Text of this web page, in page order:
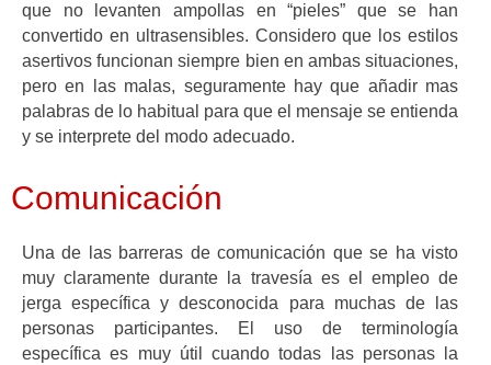
que no levanten ampollas en “pieles” que se han
convertido en ultrasensibles. Considero que los estilos
asertivos funcionan siempre bien en ambas situaciones,
pero en las malas, seguramente hay que añadir mas
palabras de lo habitual para que el mensaje se entienda
y se interprete del modo adecuado.
Comunicación
Una de las barreras de comunicación que se ha visto
muy claramente durante la travesía es el empleo de
jerga específica y desconocida para muchas de las
personas participantes. El uso de terminología
específica es muy útil cuando todas las personas la